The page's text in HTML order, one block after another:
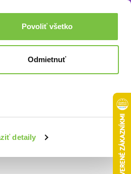
detaily
Povoliť všetko
Odmietnuť
0,00€
Akcie a zľavy